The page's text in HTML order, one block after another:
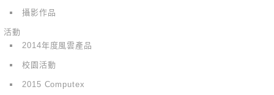
攝影作品
活動
2014年度風雲產品
校園活動
2015 Computex